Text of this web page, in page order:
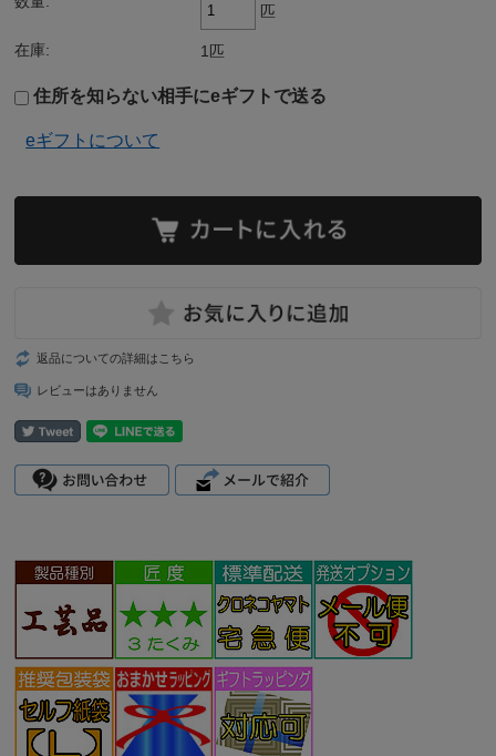
匹
在庫: 1匹
住所を知らない相手にeギフトで送る
eギフトについて
返品についての詳細はこちら
レビューはありません